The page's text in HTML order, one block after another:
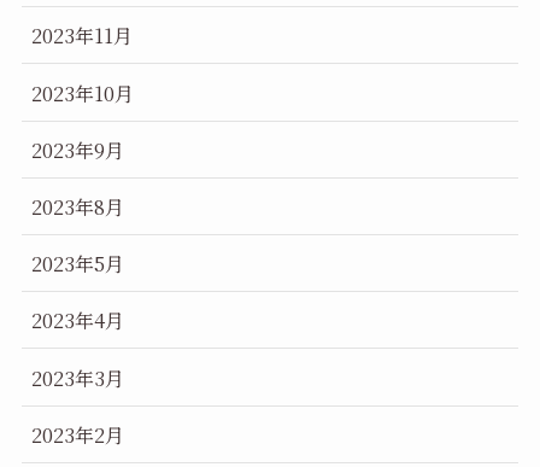
2023年11月
2023年10月
2023年9月
2023年8月
2023年5月
2023年4月
2023年3月
2023年2月